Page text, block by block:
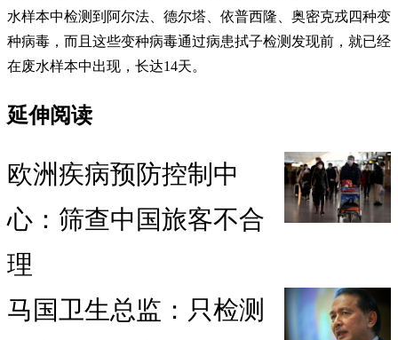
水样本中检测到阿尔法、德尔塔、依普西隆、奥密克戎四种变
种病毒，而且这些变种病毒通过病患拭子检测发现前，就已经
在废水样本中出现，长达14天。
延伸阅读
欧洲疾病预防控制中
心：筛查中国旅客不合
理
马国卫生总监：只检测